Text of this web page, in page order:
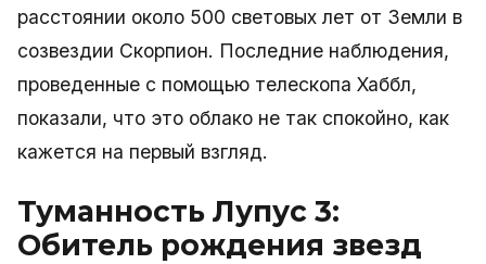
расстоянии около 500 световых лет от Земли в
созвездии Скорпион. Последние наблюдения,
проведенные с помощью телескопа Хаббл,
показали, что это облако не так спокойно, как
кажется на первый взгляд.
Туманность Лупус 3:
Обитель рождения звезд